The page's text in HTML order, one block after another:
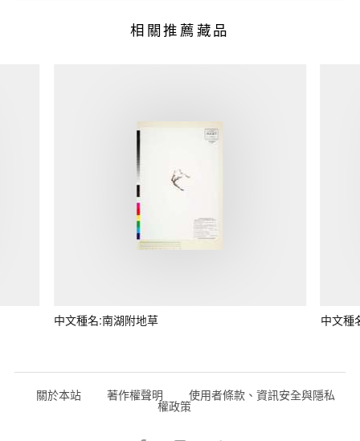
相關推薦藏品
中文種名:南湖附地草 中文種
關於本站 著作權聲明 使用者條款、資訊安全與隱私
權政策